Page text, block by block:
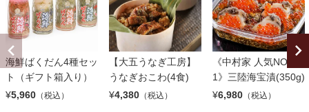
海鮮ばくだん4種セッ
ト（ギフト箱入り）
¥5,960 （税込）
【大五うなぎ工房】
うなぎおこわ(4食)
¥4,380 （税込）
《中村家 人気NO.
1》三陸海宝漬(350g)
¥6,980 （税込）